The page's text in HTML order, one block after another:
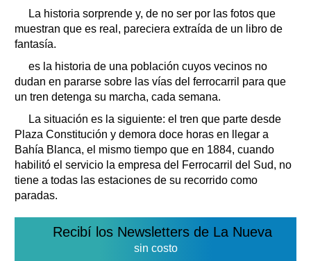
Cines
Economía y campo
Economía y finanzas
Espacio empresas
Sociedad y tiempo
libre
Sociedad
Tecnología
Turismo
Salud
Es viral
El tiempo
Cartón Lleno
Fúnebres
Clasificados
La historia sorprende y, de no ser por las fotos que
muestran que es real, pareciera extraída de un libro de
fantasía.
es la historia de una población cuyos vecinos no
dudan en pararse sobre las vías del ferrocarril para que
un tren detenga su marcha, cada semana.
La situación es la siguiente: el tren que parte desde
Plaza Constitución y demora doce horas en llegar a
Bahía Blanca, el mismo tiempo que en 1884, cuando
habilitó el servicio la empresa del Ferrocarril del Sud, no
tiene a todas las estaciones de su recorrido como
paradas.
Recibí los Newsletters de La Nueva
sin costo